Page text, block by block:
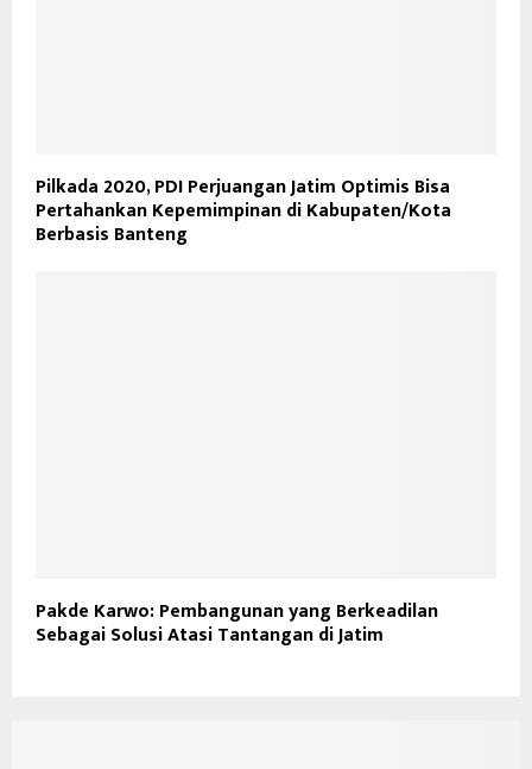
Pilkada 2020, PDI Perjuangan Jatim Optimis Bisa
Pertahankan Kepemimpinan di Kabupaten/Kota
Berbasis Banteng
Pakde Karwo: Pembangunan yang Berkeadilan
Sebagai Solusi Atasi Tantangan di Jatim